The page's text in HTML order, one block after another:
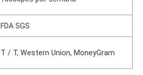
FDA SGS
T / T, Western Union, MoneyGram